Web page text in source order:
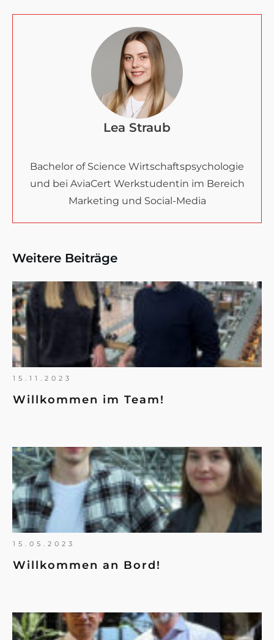
Lea Straub
Bachelor of Science Wirtschaftspsychologie
und bei AviaCert Werkstudentin im Bereich
Marketing und Social-Media
Weitere Beiträge
15.11.2023
Willkommen im Team!
15.05.2023
Willkommen an Bord!